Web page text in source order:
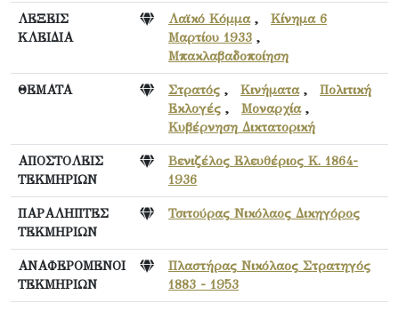
ΛΕΞΕΙΣ
ΚΛΕΙΔΙΑ
Λαϊκό Κόμμα, Κίνημα 6
Μαρτίου 1933 ,
Μπακλαβαδοποίηση
ΘΕΜΑΤΑ Στρατός , Κινήματα, Πολιτική
Εκλογές , Μοναρχία,
Κυβέρνηση Δικτατορική
ΑΠΟΣΤΟΛΕΙΣ
ΤΕΚΜΗΡΙΩΝ
Βενιζέλος Ελευθέριος Κ. 1864-
1936
ΠΑΡΑΛΗΠΤΕΣ
ΤΕΚΜΗΡΙΩΝ
Τσιτούρας Νικόλαος Δικηγόρος
ΑΝΑΦΕΡΟΜΕΝΟΙ
ΤΕΚΜΗΡΙΩΝ
Πλαστήρας Νικόλαος Στρατηγός
1883 - 1953